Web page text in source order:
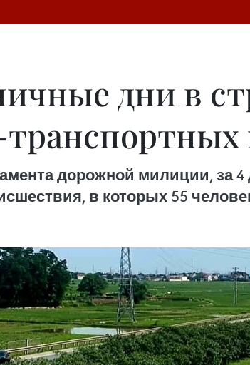
дни в
дорожной милиции, за 4
в которых 55